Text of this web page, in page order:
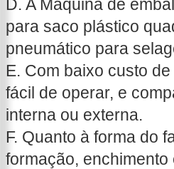
D. A Máquina de
para saco plástico
pneumático para
E. Com baixo custo
fácil de operar, e
interna ou externa.
F. Quanto à forma do
formação,